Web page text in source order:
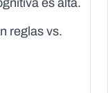
es alta.
reglas vs.